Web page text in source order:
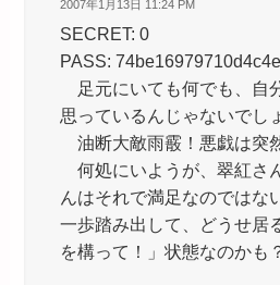
2007年1月13日 11:24 PM
SECRET: 0
PASS:
足元にいても何でも、自
思っているんじゃないでし
油断大敵雨霰！悪戯は突
何処にいようが、翠紅さ
んはそれで満足なのではな
一歩踏み出して、どうせ居
を構って！」状態なのかも